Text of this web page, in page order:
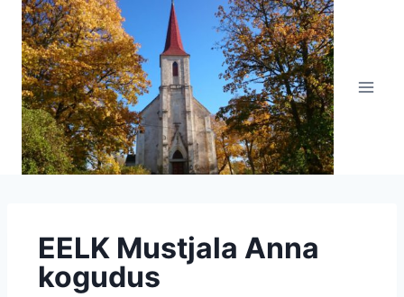
EELK Mustjala Anna
kogudus